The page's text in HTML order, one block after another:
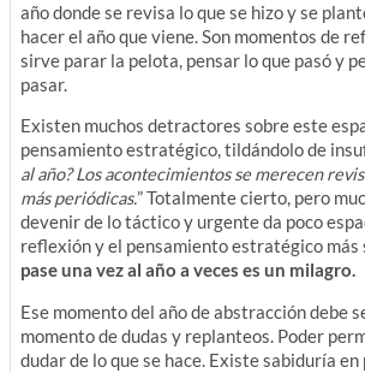
año donde se revisa lo que se hizo y se
hacer el año que viene. Son momentos de
sirve parar la pelota, pensar lo que pasó y
pasar.
Existen muchos detractores sobre este
pensamiento estratégico, tildándolo de
al año? Los acontecimientos se merecen
más periódicas.” Totalmente cierto, pero
devenir de lo táctico y urgente da poco
reflexión y el pensamiento estratégico más
pase una vez al año a veces es un milagro.
Ese momento del año de abstracción debe
momento de dudas y replanteos. Poder
dudar de lo que se hace. Existe sabiduría